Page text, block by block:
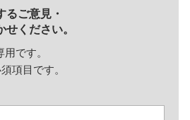
るご意見・
せください。
です。
項目です。